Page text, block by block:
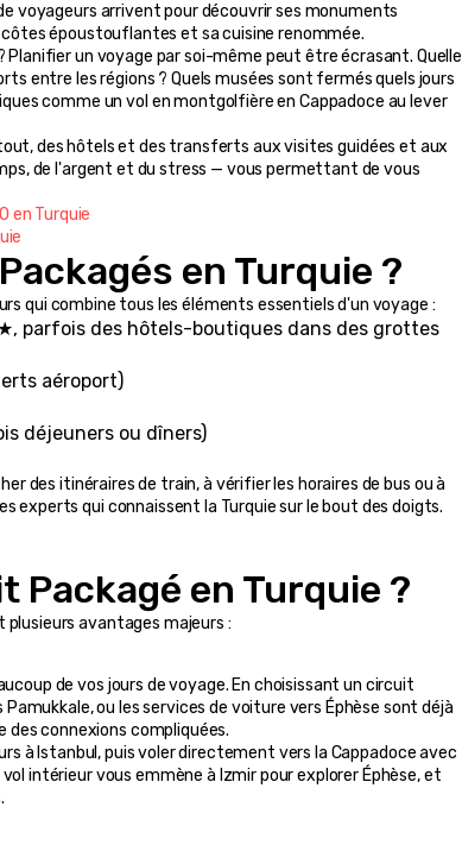
voyageurs arrivent pour découvrir ses monuments
côtes époustouflantes et sa cuisine renommée.
un voyage par soi-même peut être écrasant. Quelle
entre les régions ? Quels musées sont fermés quels jours
comme un vol en montgolfière en Cappadoce au lever
des hôtels et des transferts aux visites guidées et aux
de l'argent et du stress — vous permettant de vous
en Turquie
en Turquie ?
qui combine tous les éléments essentiels d'un voyage :
parfois des hôtels-boutiques dans des grottes
aéroport)
déjeuners ou dîners)
des itinéraires de train, à vérifier les horaires de bus ou à
experts qui connaissent la Turquie sur le bout des doigts.
Packagé en Turquie ?
avantages majeurs :
de vos jours de voyage. En choisissant un circuit
ou les services de voiture vers Éphèse sont déjà
des connexions compliquées.
à Istanbul, puis voler directement vers la Cappadoce avec
intérieur vous emmène à Izmir pour explorer Éphèse, et